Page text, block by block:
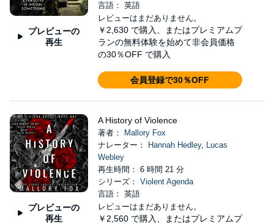
プレビューの
再生
言語： 英語
レビューはまだありません。
￥2,630 で購入、またはプレミアムプ
ランの無料体験を始めて非会員価格
の30％OFF で購入
会員登録で30％OFF
プレビューの
再生
A History of Violence
著者：
Mallory Fox
ナレーター：
Hannah Hedley, Lucas
Webley
再生時間： 6 時間 21 分
シリーズ： Violent Agenda
言語： 英語
レビューはまだありません。
￥2,560 で購入、またはプレミアムプ